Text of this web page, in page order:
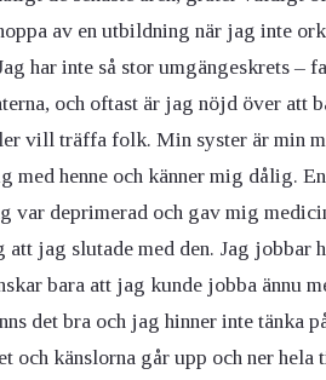
av en utbildning när jag inte
har inte så stor umgängeskrets –
och oftast är jag nöjd över att
vill träffa folk. Min syster är min
med henne och känner mig dålig.
var deprimerad och gav mig
att jag slutade med den. Jag jobbar
bara att jag kunde jobba ännu
det bra och jag hinner inte tänka
och känslorna går upp och ner hela